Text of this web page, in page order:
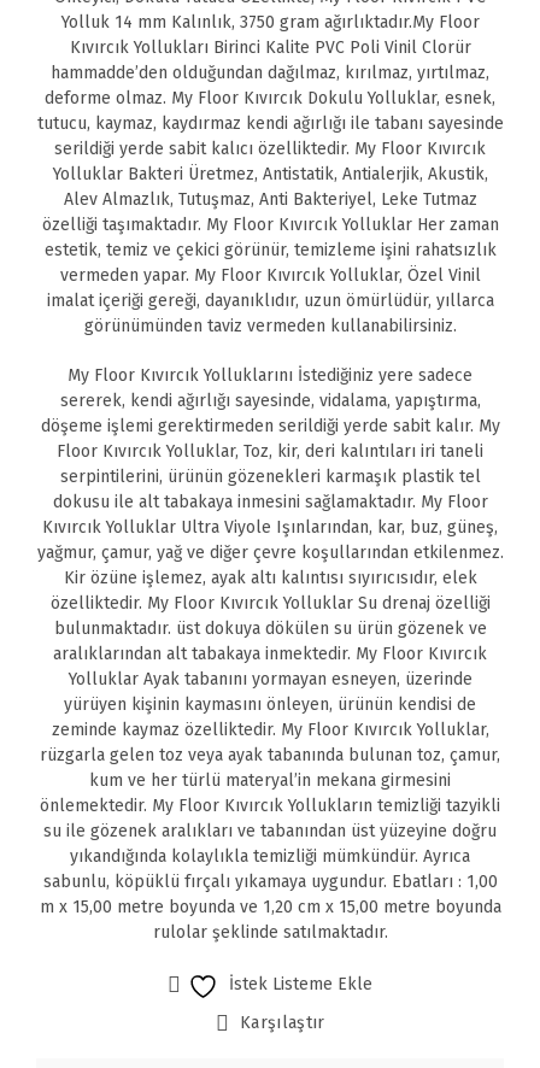
Yolluk 14 mm Kalınlık, 3750 gram ağırlıktadır.My Floor
Kıvırcık Yollukları Birinci Kalite PVC Poli Vinil Clorür
hammadde’den olduğundan dağılmaz, kırılmaz, yırtılmaz,
deforme olmaz. My Floor Kıvırcık Dokulu Yolluklar, esnek,
tutucu, kaymaz, kaydırmaz kendi ağırlığı ile tabanı sayesinde
serildiği yerde sabit kalıcı özelliktedir. My Floor Kıvırcık
Yolluklar Bakteri Üretmez, Antistatik, Antialerjik, Akustik,
Alev Almazlık, Tutuşmaz, Anti Bakteriyel, Leke Tutmaz
özelliği taşımaktadır. My Floor Kıvırcık Yolluklar Her zaman
estetik, temiz ve çekici görünür, temizleme işini rahatsızlık
vermeden yapar. My Floor Kıvırcık Yolluklar, Özel Vinil
imalat içeriği gereği, dayanıklıdır, uzun ömürlüdür, yıllarca
görünümünden taviz vermeden kullanabilirsiniz.
My Floor Kıvırcık Yolluklarını İstediğiniz yere sadece
sererek, kendi ağırlığı sayesinde, vidalama, yapıştırma,
döşeme işlemi gerektirmeden serildiği yerde sabit kalır. My
Floor Kıvırcık Yolluklar, Toz, kir, deri kalıntıları iri taneli
serpintilerini, ürünün gözenekleri karmaşık plastik tel
dokusu ile alt tabakaya inmesini sağlamaktadır. My Floor
Kıvırcık Yolluklar Ultra Viyole Işınlarından, kar, buz, güneş,
yağmur, çamur, yağ ve diğer çevre koşullarından etkilenmez.
Kir özüne işlemez, ayak altı kalıntısı sıyırıcısıdır, elek
özelliktedir. My Floor Kıvırcık Yolluklar Su drenaj özelliği
bulunmaktadır. üst dokuya dökülen su ürün gözenek ve
aralıklarından alt tabakaya inmektedir. My Floor Kıvırcık
Yolluklar Ayak tabanını yormayan esneyen, üzerinde
yürüyen kişinin kaymasını önleyen, ürünün kendisi de
zeminde kaymaz özelliktedir. My Floor Kıvırcık Yolluklar,
rüzgarla gelen toz veya ayak tabanında bulunan toz, çamur,
kum ve her türlü materyal’in mekana girmesini
önlemektedir. My Floor Kıvırcık Yollukların temizliği tazyikli
su ile gözenek aralıkları ve tabanından üst yüzeyine doğru
yıkandığında kolaylıkla temizliği mümkündür. Ayrıca
sabunlu, köpüklü fırçalı yıkamaya uygundur. Ebatları : 1,00
m x 15,00 metre boyunda ve 1,20 cm x 15,00 metre boyunda
rulolar şeklinde satılmaktadır.
İstek Listeme Ekle
Karşılaştır